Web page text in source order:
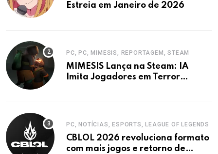
Estreia em Janeiro de 2026
PC, PC, MIMESIS, REPORTAGEM, STEAM
MIMESIS Lança na Steam: IA
Imita Jogadores em Terror
PC, NOTÍCIAS, ESPORTS, LEAGUE OF LEGENDS
CBLOL 2026 revoluciona formato
com mais jogos e retorno de